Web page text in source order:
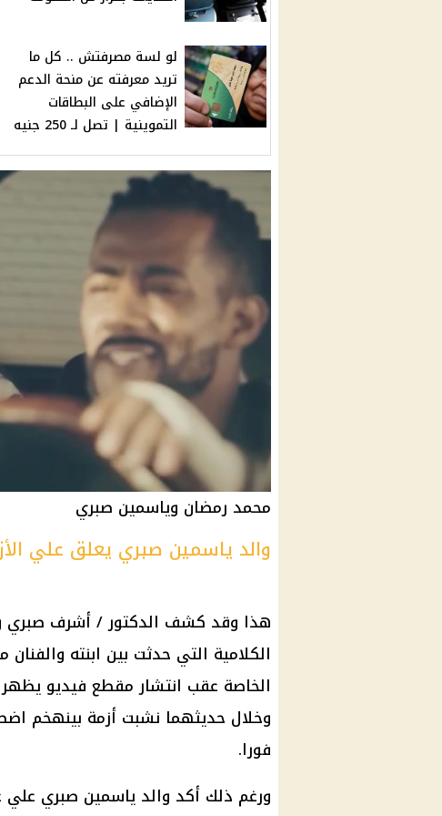
لو لسة مصرفتش .. كل ما
تريد معرفته عن منحة الدعم
الإضافي على البطاقات
التموينية | تصل لـ 250 جنيه
محمد رمضان وياسمين صبري
والد ياسمين صبري يعلق علي
هذا وقد كشف الدكتور / أشرف صبري
الكلامية التي حدثت بين ابنته والفنان
الخاصة عقب انتشار مقطع فيديو يظهر
وخلال حديثهما نشبت أزمة بينهخم
فورا.
ورغم ذلك أكد والد ياسمين صبري علي